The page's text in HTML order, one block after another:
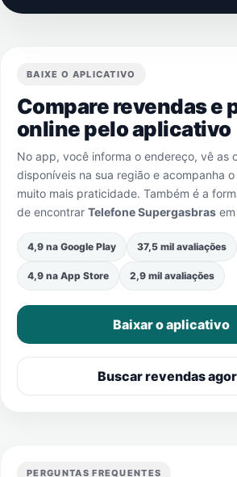
BAIXE O APLICATIVO
Compare revendas e
online pelo aplicativo
No app, você informa o endereço, vê as
disponíveis na sua região e acompanha
muito mais praticidade. Também é a
de encontrar Telefone Supergasbras em
4,9 na Google Play 37,5 mil avaliações
4,9 na App Store 2,9 mil avaliações
Baixar o aplicativo
Buscar revendas
PERGUNTAS FREQUENTES